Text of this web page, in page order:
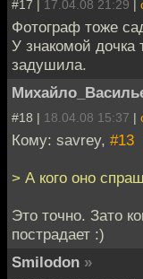
#17 | 17.04.08 21:29 |
Фотограф тоже
У знакомой дочка
задушила.
#18 | 18.04.08 15:37 |
Кому: savrey, #13
> А кого оно
Это точно. Зато
пострадает :)
Smilodon »